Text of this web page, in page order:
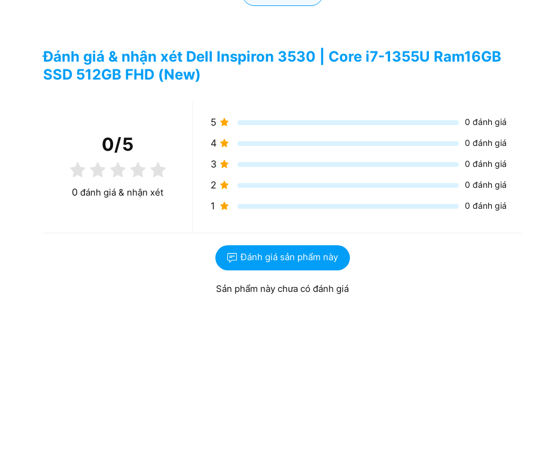
Đánh giá & nhận xét Dell Inspiron 3530 | Core i7-1355U Ram16GB
SSD 512GB FHD (New)
0/5
0 đánh giá & nhận xét
5 0 đánh giá
4 0 đánh giá
3 0 đánh giá
2 0 đánh giá
1 0 đánh giá
Đánh giá sản phẩm này
Sản phẩm này chưa có đánh giá